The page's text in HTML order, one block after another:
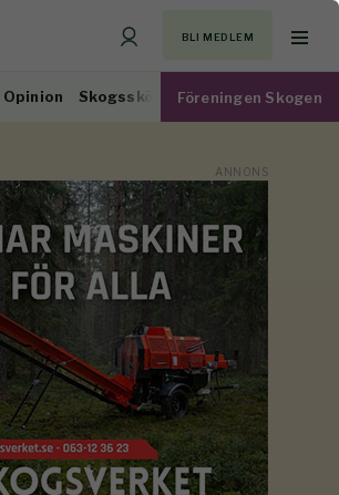
BLI MEDLEM
Opinion Skogsskötsel Virkesmarknad
Föreningen Skogen